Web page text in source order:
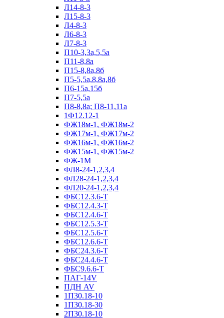
Л14-8-3
Л15-8-3
Л4-8-3
Л6-8-3
Л7-8-3
П10-3,3а,5,5а
П11-8,8а
П15-8,8а,8б
П5-5,5а,8,8а,8б
П6-15а,15б
П7-5,5а
П8-8,8а; П8-11,11а
1Ф12.12-1
ФЖ18м-1, ФЖ18м-2
ФЖ17м-1, ФЖ17м-2
ФЖ16м-1, ФЖ16м-2
ФЖ15м-1, ФЖ15м-2
ФЖ-1М
ФЛ8-24-1,2,3,4
ФЛ28-24-1,2,3,4
ФЛ20-24-1,2,3,4
ФБС12.3.6-Т
ФБС12.4.3-Т
ФБС12.4.6-Т
ФБС12.5.3-Т
ФБС12.5.6-Т
ФБС12.6.6-Т
ФБС24.3.6-Т
ФБС24.4.6-Т
ФБС9.6.6-Т
ПАГ-14V
ПДН AV
1П30.18-10
1П30.18-30
2П30.18-10